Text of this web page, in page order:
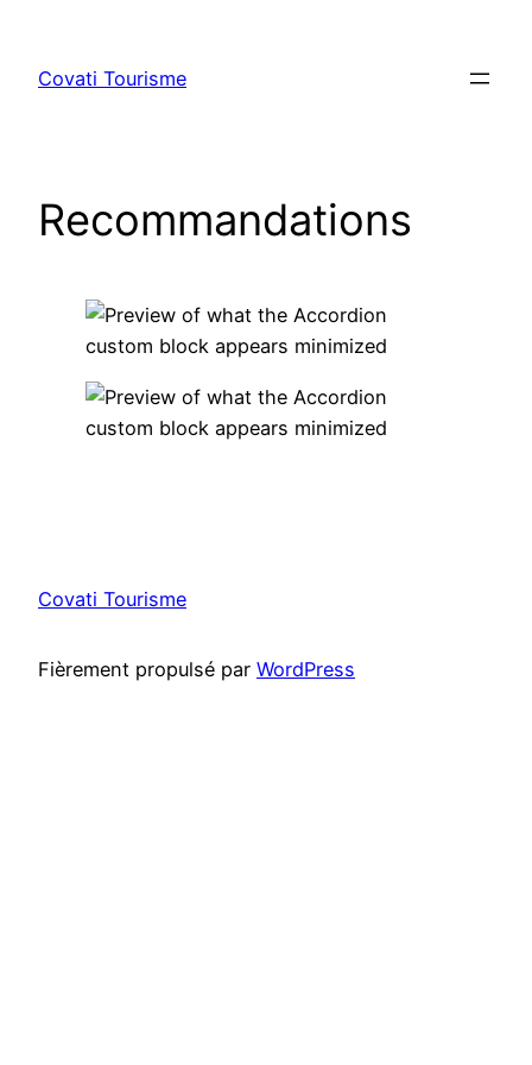
contenu
Covati Tourisme
Recommandations
Covati Tourisme
Fièrement propulsé par WordPress